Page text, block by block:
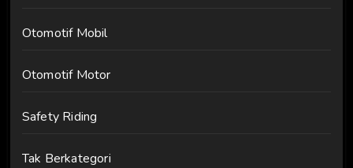
Otomotif Mobil
Otomotif Motor
Safety Riding
Tak Berkategori